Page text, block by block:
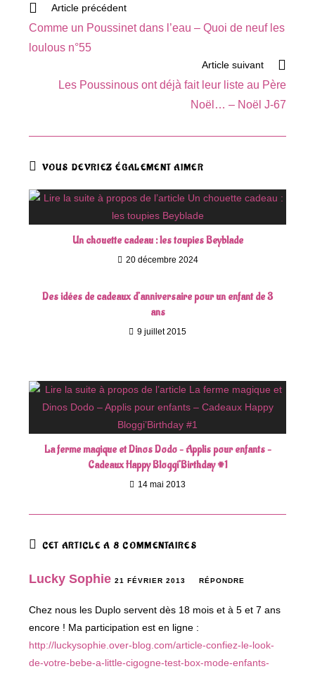
Read
articles
Article précédent
Comme un Poussinet dans l’eau – Quoi de neuf les
loulous n°55
Article suivant
Les Poussinous ont déjà fait leur liste au Père
Noël… – Noël J-67
VOUS DEVRIEZ ÉGALEMENT AIMER
Un chouette cadeau : les toupies Beyblade
20 décembre 2024
Des idées de cadeaux d’anniversaire pour un enfant de 3
ans
9 juillet 2015
La ferme magique et Dinos Dodo – Applis pour enfants –
Cadeaux Happy Bloggi’Birthday #1
14 mai 2013
CET ARTICLE A 8 COMMENTAIRES
Lucky Sophie 21 FÉVRIER 2013 RÉPONDRE
Chez nous les Duplo servent dès 18 mois et à 5 et 7 ans
encore ! Ma participation est en ligne :
http://luckysophie.over-blog.com/article-confiez-le-look-
de-votre-bebe-a-little-cigogne-test-box-mode-enfants-